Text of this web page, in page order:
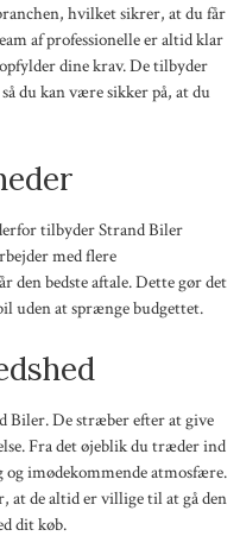
hvilket sikrer, at du får
af professionelle er altid klar
dine krav. De tilbyder
du kan være sikker på, at du
tilbyder Strand Biler
med flere
den bedste aftale. Dette gør det
uden at sprænge budgettet.
Biler. De stræber efter at give
Fra det øjeblik du træder ind
imødekommende atmosfære.
at de altid er villige til at gå den
dit køb.